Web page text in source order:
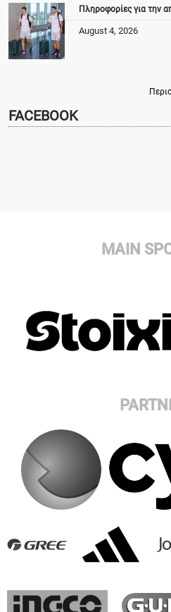
Πληροφορίες για την
August 4, 2026
FACEBOOK
MAIN